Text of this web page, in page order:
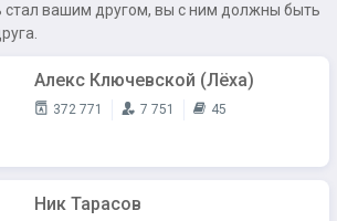
стал вашим другом, вы с ним должны быть
Алекс Ключевской (Лёха)
372 771 7 751 45
Ник Тарасов